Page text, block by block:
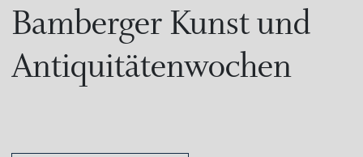
Bamberger Kunst und
Antiquitätenwochen